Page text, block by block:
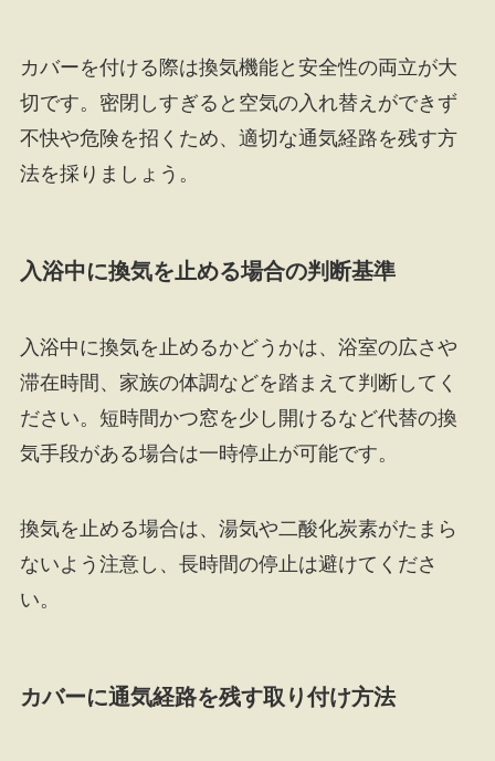
カバーを付ける際は換気機能と安全性の両立が大
切です。密閉しすぎると空気の入れ替えができず
不快や危険を招くため、適切な通気経路を残す方
法を採りましょう。
入浴中に換気を止める場合の判断基準
入浴中に換気を止めるかどうかは、浴室の広さや
滞在時間、家族の体調などを踏まえて判断してく
ださい。短時間かつ窓を少し開けるなど代替の換
気手段がある場合は一時停止が可能です。
換気を止める場合は、湯気や二酸化炭素がたまら
ないよう注意し、長時間の停止は避けてくださ
い。
カバーに通気経路を残す取り付け方法